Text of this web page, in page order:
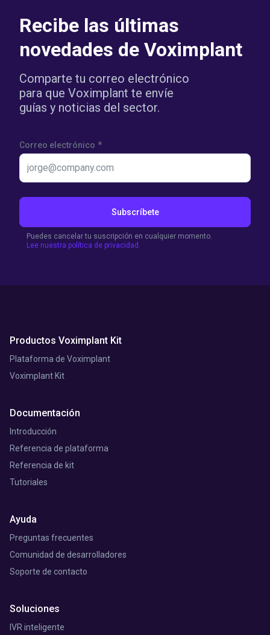
Recibe las últimas
novedades de Voximplant
Comparte tu correo electrónico
para que Voximplant te envíe
guías y noticias del sector.
Correo electrónico *
Subscríbete
Puedes cancelar tu suscripción en cualquier momento.
Lee nuestra política de privacidad.
Productos Voximplant Kit
Plataforma de Voximplant
Voximplant Kit
Soluciones
IVR inteligente
Documentación
Introducción
Referencia de plataforma
Referencia de kit
Tutoriales
Ayuda
Preguntas frecuentes
Comunidad de desarrolladores
Soporte de contacto